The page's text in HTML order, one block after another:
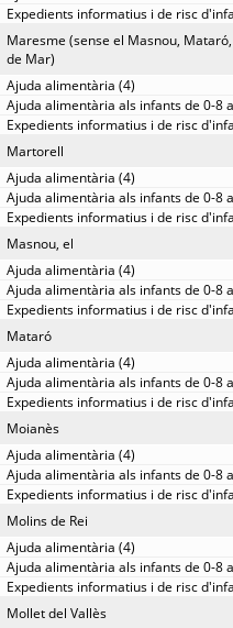
Maresme (sense el Masnou,
de Mar)
Martorell
Masnou, el
Mataró
Moianès
Molins de Rei
Mollet del Vallès